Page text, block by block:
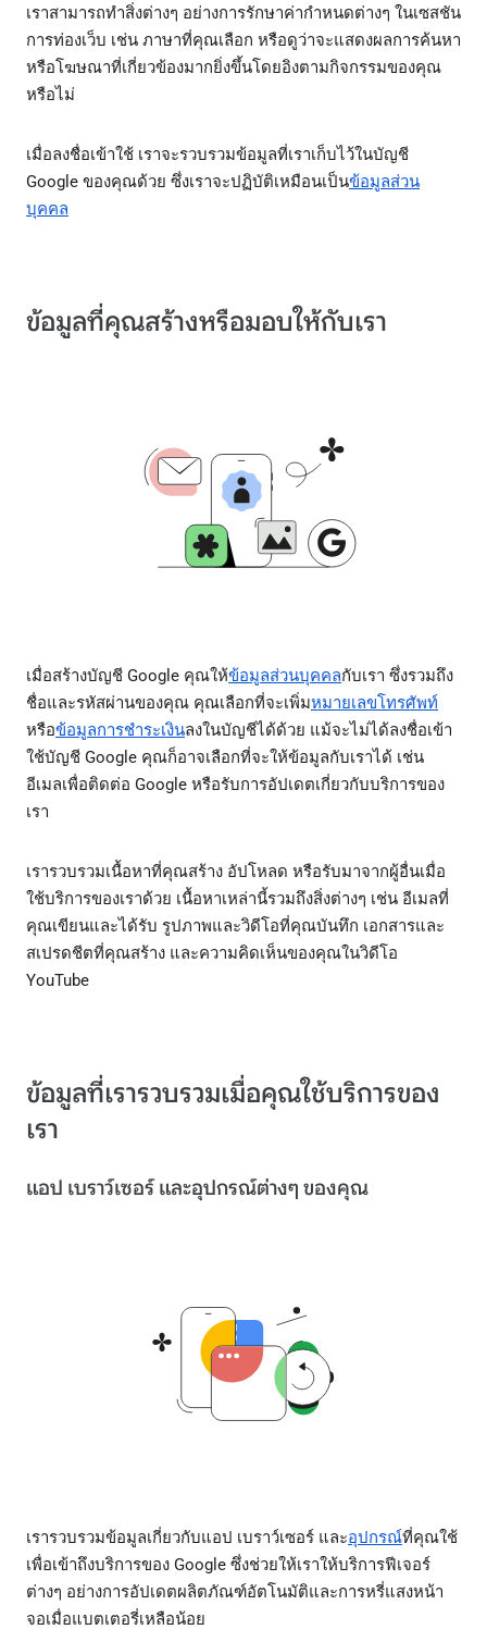
เราสามารถทำสิ่งต่างๆ อย่างการรักษาค่ากำหนดต่างๆ ในเซสชัน
การท่องเว็บ เช่น ภาษาที่คุณเลือก หรือดูว่าจะแสดงผลการค้นหา
หรือโฆษณาที่เกี่ยวข้องมากยิ่งขึ้นโดยอิงตามกิจกรรมของคุณ
หรือไม่
เมื่อลงชื่อเข้าใช้ เราจะรวบรวมข้อมูลที่เราเก็บไว้ในบัญชี
Google ของคุณด้วย ซึ่งเราจะปฏิบัติเหมือนเป็นข้อมูลส่วน
บุคคล
ข้อมูลที่คุณสร้างหรือมอบให้กับเรา
เมื่อสร้างบัญชี Google คุณให้ข้อมูลส่วนบุคคลกับเรา ซึ่งรวมถึง
ชื่อและรหัสผ่านของคุณ คุณเลือกที่จะเพิ่มหมายเลขโทรศัพท์
หรือข้อมูลการชำระเงินลงในบัญชีได้ด้วย แม้จะไม่ได้ลงชื่อเข้า
ใช้บัญชี Google คุณก็อาจเลือกที่จะให้ข้อมูลกับเราได้ เช่น
อีเมลเพื่อติดต่อ Google หรือรับการอัปเดตเกี่ยวกับบริการของ
เรา
เรารวบรวมเนื้อหาที่คุณสร้าง อัปโหลด หรือรับมาจากผู้อื่นเมื่อ
ใช้บริการของเราด้วย เนื้อหาเหล่านี้รวมถึงสิ่งต่างๆ เช่น อีเมลที่
คุณเขียนและได้รับ รูปภาพและวิดีโอที่คุณบันทึก เอกสารและ
สเปรดชีตที่คุณสร้าง และความคิดเห็นของคุณในวิดีโอ
YouTube
ข้อมูลที่เรารวบรวมเมื่อคุณใช้บริการของ
เรา
แอป เบราว์เซอร์ และอุปกรณ์ต่างๆ ของคุณ
เรารวบรวมข้อมูลเกี่ยวกับแอป เบราว์เซอร์ และอุปกรณ์ที่คุณใช้
เพื่อเข้าถึงบริการของ Google ซึ่งช่วยให้เราให้บริการฟีเจอร์
ต่างๆ อย่างการอัปเดตผลิตภัณฑ์อัตโนมัติและการหรี่แสงหน้า
จอเมื่อแบตเตอรี่เหลือน้อย